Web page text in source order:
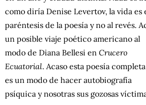
como diría Denise Levertov, la vida es
paréntesis de la poesía y no al revés.
un posible viaje poético americano al
modo de Diana Bellesi en Crucero
Ecuatorial. Acaso esta poesía
es un modo de hacer autobiografía
psíquica y nosotras sus gozosas